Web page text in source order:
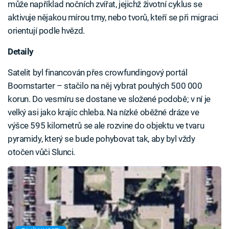
může například nočních zvířat, jejichž životní cyklus se
aktivuje nějakou mírou tmy, nebo tvorů, kteří se při migraci
orientují podle hvězd.
Detaily
Satelit byl financován přes crowfundingový portál
Boomstarter – stačilo na něj vybrat pouhých 500 000
korun. Do vesmíru se dostane ve složené podobě; v ní je
velký asi jako krajíc chleba. Na nízké oběžné dráze ve
výšce 595 kilometrů se ale rozvine do objektu ve tvaru
pyramidy, který se bude pohybovat tak, aby byl vždy
otočen vůči Slunci.